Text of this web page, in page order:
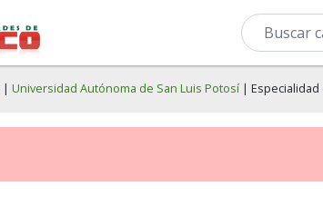
| Universidad Autónoma de San Luis Potosí | Especialidad